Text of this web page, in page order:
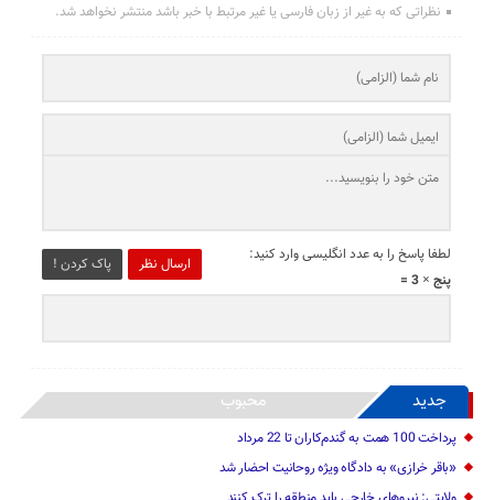
نظراتی که به غیر از زبان فارسی یا غیر مرتبط با خبر باشد منتشر نخواهد شد.
ارسال نظر پاک کردن !
لطفا پاسخ را به عدد انگلیسی وارد کنید:
پنج × 3 =
جدید محبوب
پرداخت 100 همت به گندم‌کاران تا 22 مرداد
«باقر خرازی» به دادگاه ویژه روحانیت احضار شد